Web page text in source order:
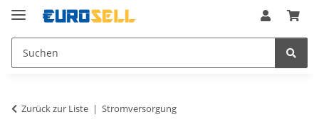
Zurück zur Liste Stromversorgung